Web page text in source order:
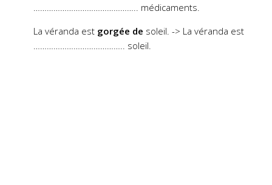
……………………………………….. médicaments.
La véranda est gorgée de soleil. -> La véranda est
………………………………….. soleil.